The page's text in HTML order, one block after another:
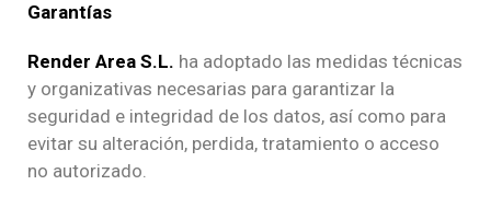
Garantías
Render Area S.L. ha adoptado las medidas técnicas
y organizativas necesarias para garantizar la
seguridad e integridad de los datos, así como para
evitar su alteración, perdida, tratamiento o acceso
no autorizado.